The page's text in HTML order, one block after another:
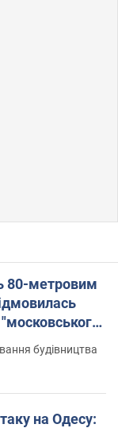
80-метровим
будівництва
на Одесу: